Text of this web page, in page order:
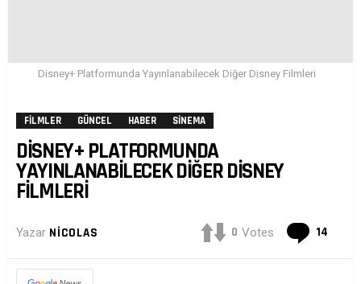
Disney+ Platformunda Yayınlanabilecek Diğer Disney Filmleri
FILMLER GÜNCEL HABER SINEMA
DISNEY+ PLATFORMUNDA
YAYINLANABILECEK DIĞER DISNEY
FILMLERI
Yazar NICOLAS 0 Votes 14